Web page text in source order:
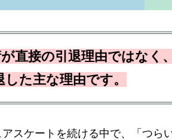
直接の引退理由ではなく
した主な理由です。
スケートを続ける中で、「つら